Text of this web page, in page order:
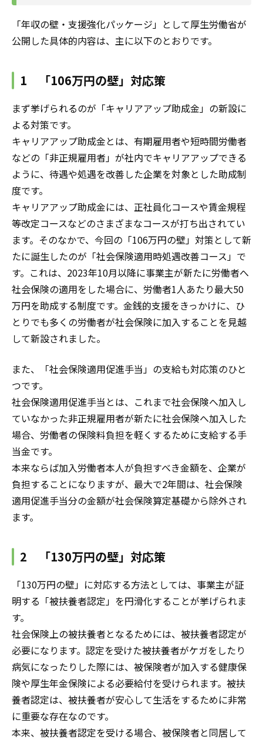
「年収の壁・支援強化パッケージ」として厚生労働省が
公開した具体的内容は、主に以下のとおりです。
1 「106万円の壁」対応策
まず挙げられるのが「キャリアアップ助成金」の新設に
よる対策です。
キャリアアップ助成金とは、有期雇用者や短時間労働者
などの「非正規雇用者」が社内でキャリアアップできる
ように、待遇や処遇を改善した企業を対象とした助成制
度です。
キャリアアップ助成金には、正社員化コースや賃金規程
等改定コースなどのさまざまなコースが打ち出されてい
ます。そのなかで、今回の「106万円の壁」対策として新
たに誕生したのが「社会保険適用時処遇改善コース」で
す。これは、2023年10月以降に事業主が新たに労働者へ
社会保険の適用をした場合に、労働者1人あたり最大50
万円を助成する制度です。金銭的支援をきっかけに、ひ
とりでも多くの労働者が社会保険に加入することを見越
して新設されました。
また、「社会保険適用促進手当」の支給も対応策のひと
つです。
社会保険適用促進手当とは、これまで社会保険へ加入し
ていなかった非正規雇用者が新たに社会保険へ加入した
場合、労働者の保険料負担を軽くするために支給する手
当金です。
本来ならば加入労働者本人が負担すべき金額を、企業が
負担することになりますが、最大で2年間は、社会保険
適用促進手当分の金額が社会保険算定基礎から除外され
ます。
2 「130万円の壁」対応策
「130万円の壁」に対応する方法としては、事業主が証
明する「被扶養者認定」を円滑化することが挙げられま
す。
社会保険上の被扶養者となるためには、被扶養者認定が
必要になります。認定を受けた被扶養者がケガをしたり
病気になったりした際には、被保険者が加入する健康保
険や厚生年金保険による必要給付を受けられます。被扶
養者認定は、被扶養者が安心して生活をするために非常
に重要な存在なのです。
本来、被扶養者認定を受ける場合、被保険者と同居して